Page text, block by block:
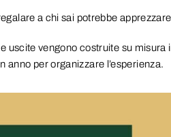
a chi sai potrebbe
uscite vengono costruite su
anno per organizzare l’esperienza.